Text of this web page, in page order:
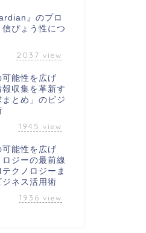
』のプロ
ぴょう性につ
2037 view
可能性を広げ
収集を革新す
とめ」のビジ
1945 view
可能性を広げ
ジーの最前線
クノロジーま
ジネス活用術
1936 view